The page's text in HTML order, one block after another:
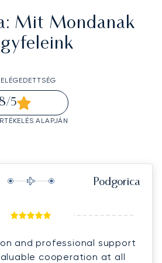
: Mit Mondanak
/5
ALAPJÁN
Podgorica
and professional support
cooperation at all